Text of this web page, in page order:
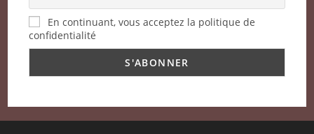
En continuant, vous acceptez la politique de
confidentialité